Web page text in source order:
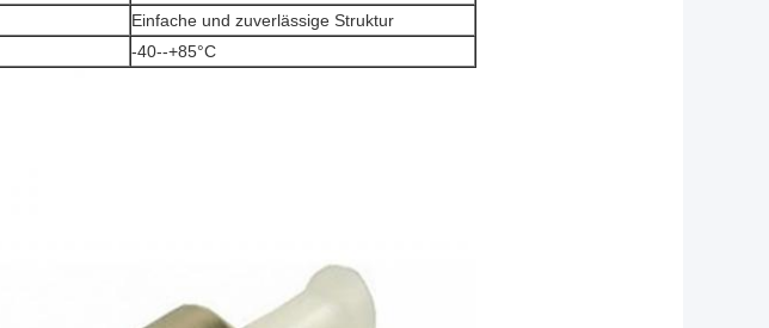
Einfache und zuverlässige Struktur
-40--+85°C